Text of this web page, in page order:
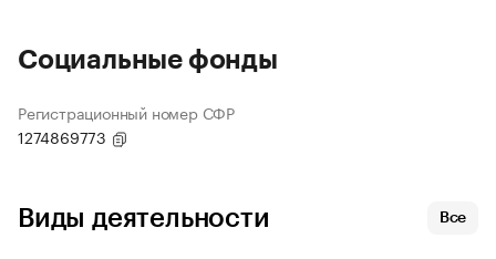
Социальные фонды
Регистрационный номер СФР
1274869773
Виды деятельности Все